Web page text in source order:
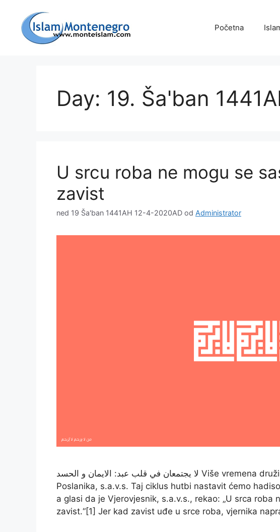
sadržaj
Početna
Day: 19. Ša'ban
U srcu roba ne mogu se
zavist
ned 19 Ša'ban 1441AH 12-4-2020AD od Administrator
لا يجتمعان في قلب عبد: الايمان و الحسد Više vremena družimo se sa jezgrovitim govorom
Poslanika, s.a.v.s. Taj ciklus hutbi nastavit ćemo
a glasi da je Vjerovjesnik, s.a.v.s., rekao: „U srca roba
zavist.“[1] Jer kad zavist uđe u srce roba, vjernika